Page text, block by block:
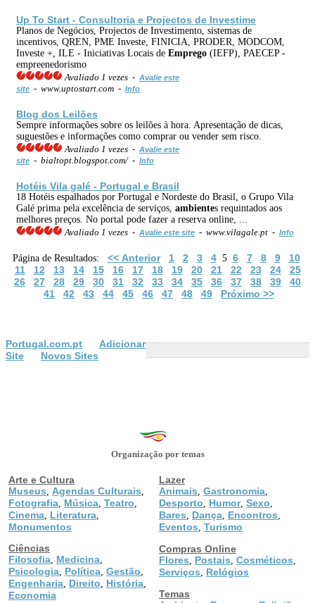
Up To Start - Consultoria e Projectos de Investime
Planos de Negócios, Projectos de Investimento, sistemas de
incentivos, QREN, PME Investe, FINICIA, PRODER, MODCOM,
Investe +, ILE - Iniciativas Locais de Emprego (IEFP), PAECEP -
empreenedorismo
Avaliado 1 vezes - Avalie este
site - www.uptostart.com - Info
Blog dos Leilões
Sempre informações sobre os leilões à hora. Apresentação de dicas,
suguestões e informações como comprar ou vender sem risco.
Avaliado 1 vezes - Avalie este
site - bialtopt.blogspot.com/ - Info
Hotéis Vila galé - Portugal e Brasil
18 Hotéis espalhados por Portugal e Nordeste do Brasil, o Grupo Vila
Galé prima pela excelência de serviços, ambientes requintados aos
melhores preços. No portal pode fazer a reserva online, ...
Avaliado 1 vezes - Avalie este site - www.vilagale.pt - Info
Página de Resultados: << Anterior 1 2 3 45 6 7 8 9
10
11
12 13 14 15 16 17 18 19 20 21 22 23 24
25
26
27 28 29 30 31 32 33 34 35 36 37 38 39
40
41
42 43 44 45 46 47 48 49 Próximo >>
Portugal.com.pt
Adicionar
Site
Novos Sites
Organização por temas
Arte e Cultura
Museus
Agendas Culturais
Fotografia Música Teatro
Cinema Literatura
Monumentos
Ciências
Filosofia Medicina
Psicologia Política Gestão
Engenharia Direito História
Economia
Lazer
Animais Gastronomia
Desporto Humor, Sexo
Bares Dança Encontros
Eventos Turismo
Compras Online
Flores
Postais Cosméticos
Serviços
Relógios
Temas